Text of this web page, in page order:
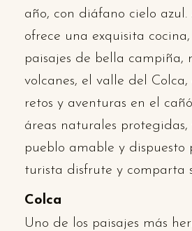
año, con diáfano cielo azul.
ofrece una exquisita cocina,
paisajes de bella campiña,
volcanes, el valle del Colca,
retos y aventuras en el
áreas naturales
pueblo amable y dispuesto
turista disfrute y comparta
Colca
Uno de los paisajes más